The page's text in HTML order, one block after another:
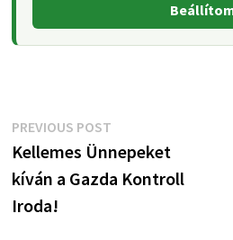
Bejegyzés
navigáció
PREVIOUS POSTPrevious
post:
Kellemes Ünnepeket
kíván a Gazda Kontroll
Iroda!